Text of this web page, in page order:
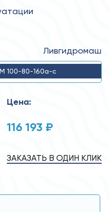
Ливгидромаш
100-80-160а-с
Цена:
116 193 ₽
ЗАКАЗАТЬ В ОДИН КЛИК